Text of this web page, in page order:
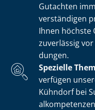
Gutachten
ver­stän­di­gen
Ihnen höchste
zuverlässig
dun­gen.
Spezielle
verfügen
Kühndorf bei